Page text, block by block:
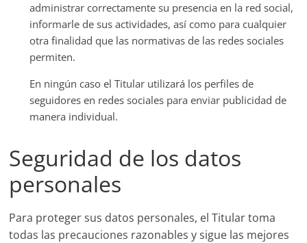
administrar correctamente su presencia en la red social,
informarle de sus actividades, así como para cualquier
otra finalidad que las normativas de las redes sociales
permiten.
En ningún caso el Titular utilizará los perfiles de
seguidores en redes sociales para enviar publicidad de
manera individual.
Seguridad de los datos
personales
Para proteger sus datos personales, el Titular toma
todas las precauciones razonables y sigue las mejores